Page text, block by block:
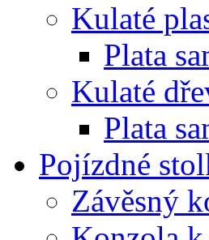
Kulaté
Plata
Kulaté
Plata
Pojízdné
Závěsný